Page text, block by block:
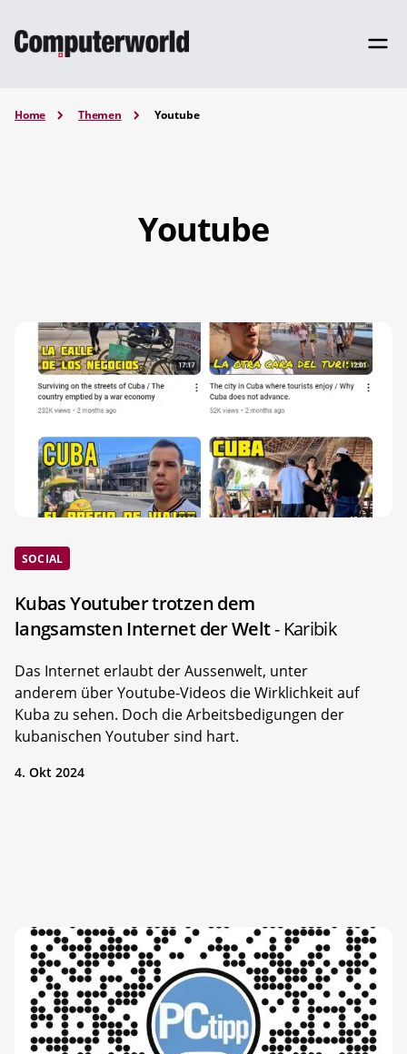
Home Themen Youtube
Youtube
SOCIAL
Kubas Youtuber trotzen dem
langsamsten Internet der Welt- Karibik
Das Internet erlaubt der Aussenwelt, unter
anderem über Youtube-Videos die Wirklichkeit auf
Kuba zu sehen. Doch die Arbeitsbedigungen der
kubanischen Youtuber sind hart.
4. Okt 2024